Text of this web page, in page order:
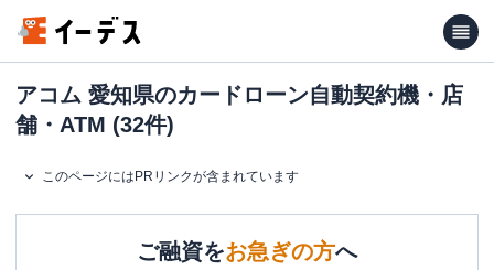
アコム 愛知県のカードローン自動契約機・店
舗・ATM (32件)
このページにはPRリンクが含まれています
ご融資をお急ぎの方へ